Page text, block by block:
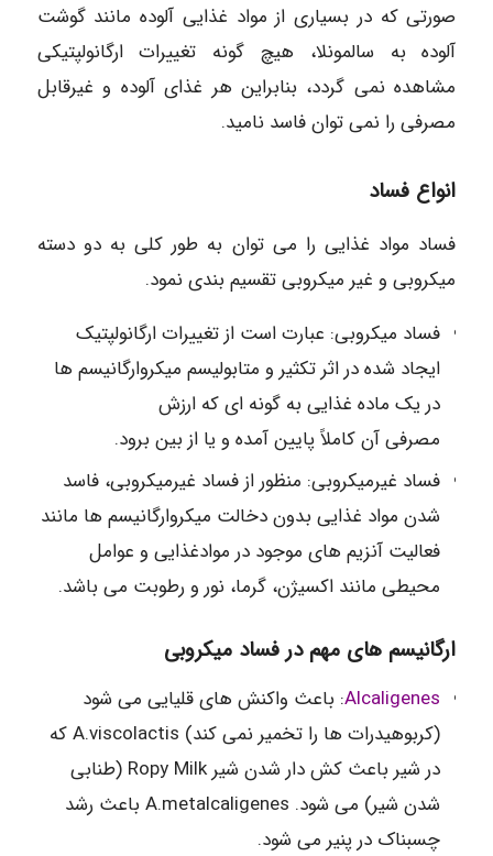
صورتی که در بسیاری از مواد غذایی آلوده مانند گوشت
آلوده به سالمونلا، هیچ گونه تغییرات ارگانولپتیکی
مشاهده نمی گردد، بنابراین هر غذای آلوده و غیرقابل
مصرفی را نمی توان فاسد نامید.
انواع فساد
فساد مواد غذایی را می توان به طور کلی به دو دسته
میکروبی و غیر میکروبی تقسیم بندی نمود.
فساد میکروبی: عبارت است از تغییرات ارگانولپتیک
ایجاد شده در اثر تکثیر و متابولیسم میکروارگانیسم ها
در یک ماده غذایی به گونه ای که ارزش
مصرفی آن کاملاً پایین آمده و یا از بین برود.
فساد غیرمیکروبی: منظور از فساد غیرمیکروبی، فاسد
شدن مواد غذایی بدون دخالت میکروارگانیسم ها مانند
فعالیت آنزیم های موجود در موادغذایی و عوامل
محیطی مانند اکسیژن، گرما، نور و رطوبت می باشد.
ارگانیسم های مهم در فساد میکروبی
Alcaligenes: باعث واکنش های قلیایی می شود
(کربوهیدرات ها را تخمیر نمی کند) A.viscolactis که
در شیر باعث کش دار شدن شیر Ropy Milk (طنابی
شدن شیر) می شود. A.metalcaligenes باعث رشد
چسبناک در پنیر می شود.